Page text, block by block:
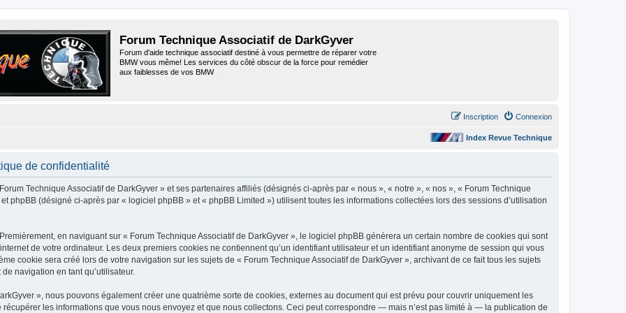
Forum Technique Associatif de DarkGyver
Forum d'aide technique associatif destiné à vous permettre de réparer votre
BMW vous même! Les services du côté obscur de la force pour remédier
aux faiblesses de vos BMW
Connexion
Inscription
Index Revue Technique
de confidentialité
Technique Associatif de DarkGyver » et ses partenaires affiliés (désignés ci-après par « nous », « notre », « nos », « Forum Technique
phpBB (désigné ci-après par « logiciel phpBB » et « phpBB Limited ») utilisent toutes les informations collectées lors des sessions d’utilisation
en naviguant sur « Forum Technique Associatif de DarkGyver », le logiciel phpBB génèrera un certain nombre de cookies qui sont
de votre ordinateur. Les deux premiers cookies ne contiennent qu’un identifiant utilisateur et un identifiant anonyme de session qui vous
cookie sera créé lors de votre navigation sur les sujets de « Forum Technique Associatif de DarkGyver », archivant de ce fait tous les sujets
navigation en tant qu’utilisateur.
», nous pouvons également créer une quatrième sorte de cookies, externes au document qui est prévu pour couvrir uniquement les
les informations que vous nous envoyez et que nous collectons. Ceci peut correspondre — mais n’est pas limité à — la publication de